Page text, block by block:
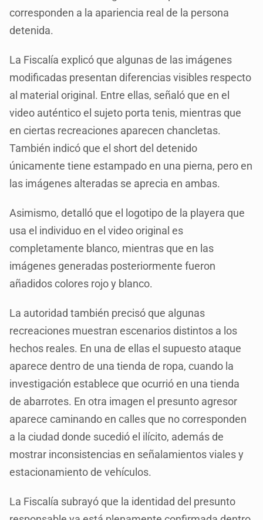
corresponden a la apariencia real de la persona
detenida.
La Fiscalía explicó que algunas de las imágenes
modificadas presentan diferencias visibles respecto
al material original. Entre ellas, señaló que en el
video auténtico el sujeto porta tenis, mientras que
en ciertas recreaciones aparecen chancletas.
También indicó que el short del detenido
únicamente tiene estampado en una pierna, pero en
las imágenes alteradas se aprecia en ambas.
Asimismo, detalló que el logotipo de la playera que
usa el individuo en el video original es
completamente blanco, mientras que en las
imágenes generadas posteriormente fueron
añadidos colores rojo y blanco.
La autoridad también precisó que algunas
recreaciones muestran escenarios distintos a los
hechos reales. En una de ellas el supuesto ataque
aparece dentro de una tienda de ropa, cuando la
investigación establece que ocurrió en una tienda
de abarrotes. En otra imagen el presunto agresor
aparece caminando en calles que no corresponden
a la ciudad donde sucedió el ilícito, además de
mostrar inconsistencias en señalamientos viales y
estacionamiento de vehículos.
La Fiscalía subrayó que la identidad del presunto